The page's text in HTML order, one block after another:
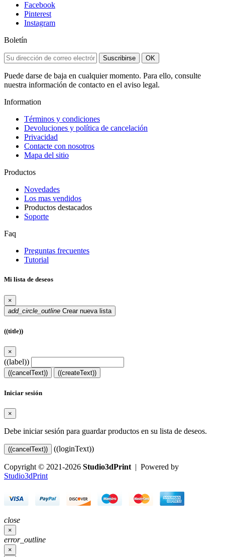
Facebook
Pinterest
Instagram
Boletín
Suscribirse OK
Puede darse de baja en cualquier momento. Para ello, consulte
nuestra información de contacto en el aviso legal.
Information
Términos y condiciones
Devoluciones y política de cancelación
Privacidad
Contacte con nosotros
Mapa del sitio
Productos
Novedades
Los mas vendidos
Productos destacados
Soporte
Faq
Preguntas frecuentes
Tutorial
Mi lista de deseos
×
add_circle_outline Crear nueva lista
((title))
×
((label))
((cancelText)) ((createText))
Iniciar sesión
×
Debe iniciar sesión para guardar productos en su lista de deseos.
((cancelText)) ((loginText))
Copyright © 2021-2026 Studio3dPrint | Powered by
Studio3dPrint
close
×
error_outline
×